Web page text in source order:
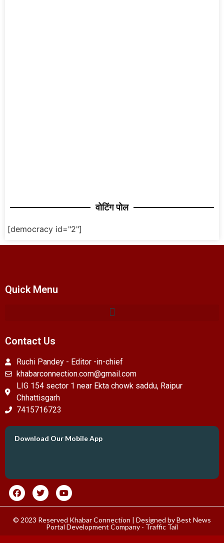
वोटिंग पोल
[democracy id="2"]
Quick Menu
Contact Us
Ruchi Pandey - Editor -in-chief
khabarconnection.com@gmail.com
LIG 154 sector 1 near Ekta chowk saddu, Raipur
Chhattisgarh
7415716723
Download Our Mobile App
© 2023 Reserved Khabar Connection | Designed byBest News
Portal Development Company - Traffic Tail